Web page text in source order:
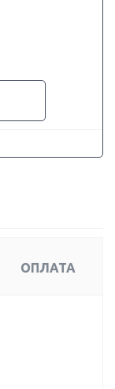
ОПЛАТА